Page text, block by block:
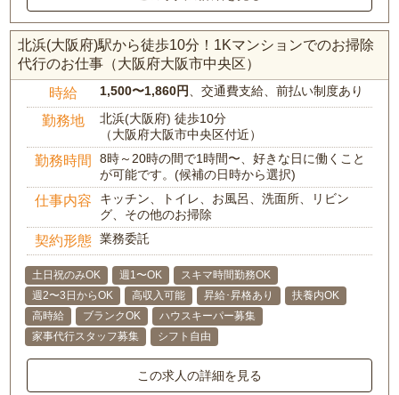
北浜(大阪府)駅から徒歩10分！1Kマンションでのお掃除
代行のお仕事（大阪府大阪市中央区）
時給 1,500〜1,860円 、交通費支給、前払い制度あり
勤務地
北浜(大阪府) 徒歩10分
（大阪府大阪市中央区付近）
勤務時間
8時～20時の間で1時間〜、好きな日に働くこと
が可能です。(候補の日時から選択)
仕事内容
キッチン、トイレ、お風呂、洗面所、リビン
グ、その他のお掃除
契約形態 業務委託
土日祝のみOK 週1〜OK
スキマ時間勤務OK
週2〜3日からOK
高収入可能 昇給･昇格あり
扶養内OK
高時給
ブランクOK
ハウスキーパー募集
家事代行スタッフ募集
シフト自由
この求人の詳細を見る